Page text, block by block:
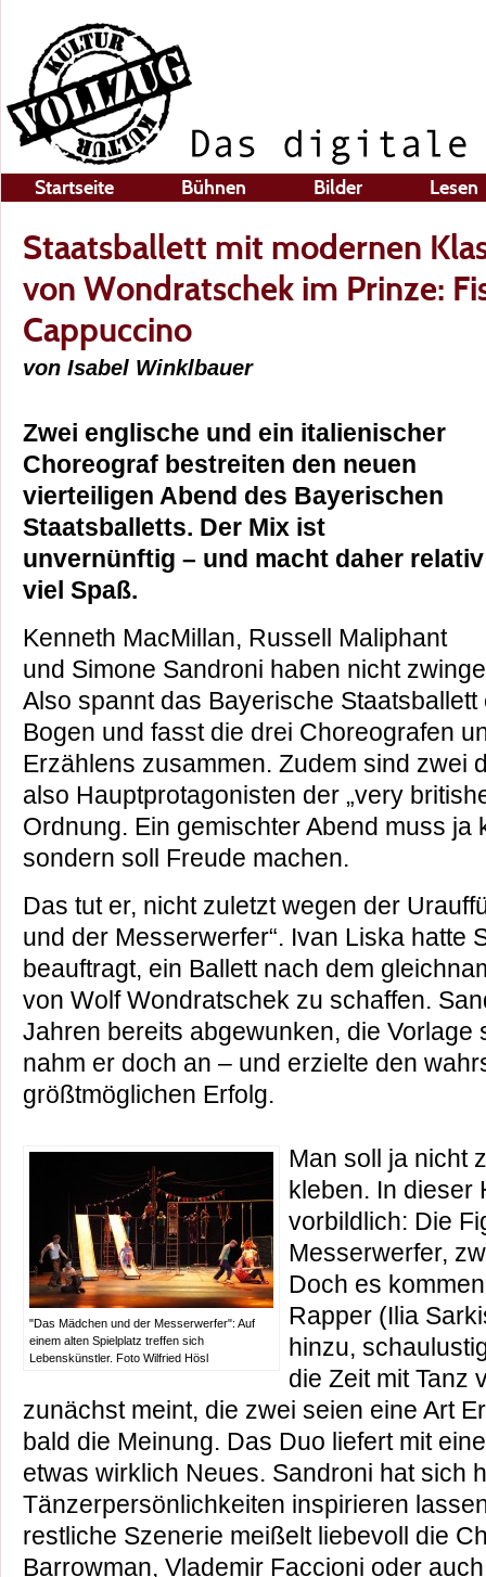
Startseite Bühnen Bilder Lesen
Staatsballett mit modernen
von Wondratschek im Prinze:
Cappuccino
von Isabel Winklbauer
Zwei englische und ein italienischer
Choreograf bestreiten den neuen
vierteiligen Abend des Bayerischen
Staatsballetts. Der Mix ist
unvernünftig – und macht daher relativ
viel Spaß.
Kenneth MacMillan, Russell Maliphant
und Simone Sandroni haben nicht
Also spannt das Bayerische
Bogen und fasst die drei Choreografen
Erzählens zusammen. Zudem sind zwei
also Hauptprotagonisten der „very
Ordnung. Ein gemischter Abend muss ja
sondern soll Freude machen.
Das tut er, nicht zuletzt wegen der
und der Messerwerfer“. Ivan Liska hatte
beauftragt, ein Ballett nach dem
von Wolf Wondratschek zu schaffen.
Jahren bereits abgewunken, die Vorlage
nahm er doch an – und erzielte den
größtmöglichen Erfolg.
"Das Mädchen und der Messerwerfer": Auf
einem alten Spielplatz treffen sich
Lebenskünstler. Foto Wilfried Hösl
Man soll ja nicht
kleben. In dieser
vorbildlich: Die
Messerwerfer,
Doch es
Rapper (Ilia
hinzu,
die Zeit mit Tanz
zunächst meint, die zwei seien eine Art
bald die Meinung. Das Duo liefert mit
etwas wirklich Neues. Sandroni hat sich
Tänzerpersönlichkeiten inspirieren
restliche Szenerie meißelt liebevoll die
Barrowman, Vlademir Faccioni oder